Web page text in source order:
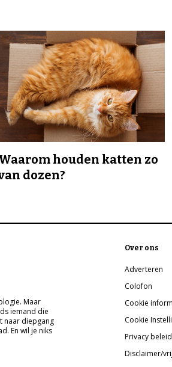
houden katten zo
dozen?
Maar
iemand die
naar diepgang
En wil je niks
Over ons
Adverteren
Colofon
Cookie
Cookie
Privacy beleid
Disclaimer/